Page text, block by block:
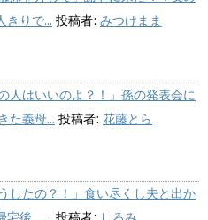
きりで... 投稿者: みつけまま
人はいいのよ？！」孫の発表会に
た義母... 投稿者: 花藤とら
したの？！」食い尽くし夫と出か